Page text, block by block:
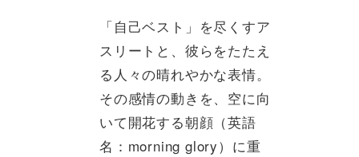
「自己ベスト」を尽くすア
スリートと、彼らをたたえ
る人々の晴れやかな表情。
その感情の動きを、空に向
いて開花する朝顔（英語
名：morning glory）に重